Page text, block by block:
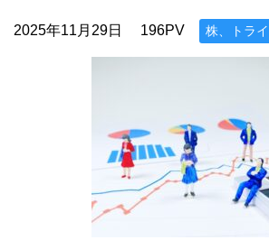
2025年11月29日 196PV 株、トライ